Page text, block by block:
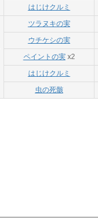
はじけクルミ
ツラヌキの実
ウチケシの実
ペイントの実x2
はじけクルミ
虫の死骸